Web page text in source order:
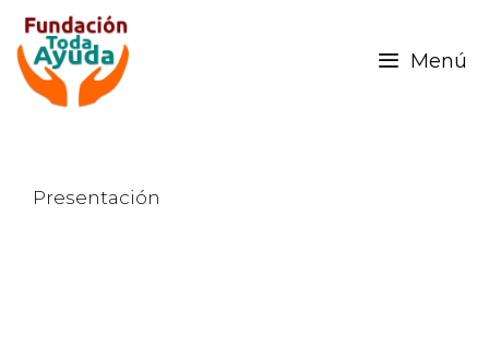
Menú
Presentación